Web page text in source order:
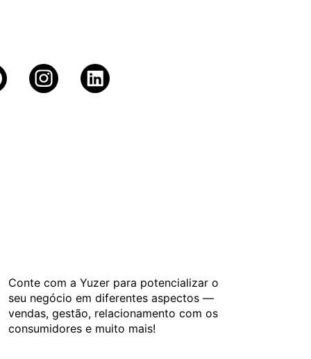
Conte com a Yuzer para potencializar o
seu negócio em diferentes aspectos —
vendas, gestão, relacionamento com os
consumidores e muito mais!